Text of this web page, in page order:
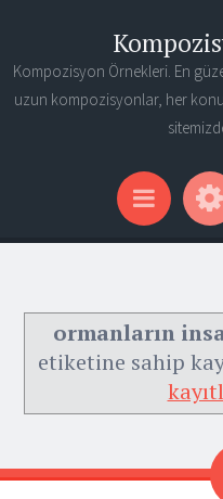
Kompozisyon Örnekleri. En
uzun kompozisyonlar, her
Menu
ormanların
etiketine sahip